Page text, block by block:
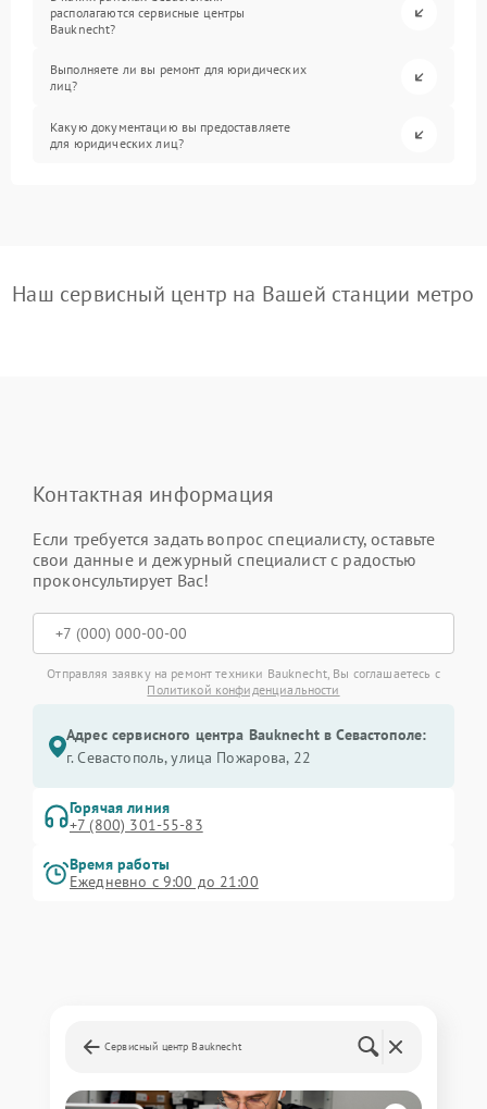
располагаются сервисные центры
Bauknecht?
Выполняете ли вы ремонт для юридических
лиц?
Какую документацию вы предоставляете
для юридических лиц?
Наш сервисный центр на Вашей станции метро
Контактная информация
Если требуется задать вопрос специалисту, оставьте
свои данные и дежурный специалист с радостью
проконсультирует Вас!
Отправляя заявку на ремонт техники Bauknecht, Вы соглашаетесь с
Политикой конфиденциальности
Адрес сервисного центра Bauknecht в Севастополе:
г. Севастополь, улица Пожарова, 22
Горячая линия
+7 (800) 301-55-83
Время работы
Ежедневно с 9:00 до 21:00
Сервисный центр Bauknecht